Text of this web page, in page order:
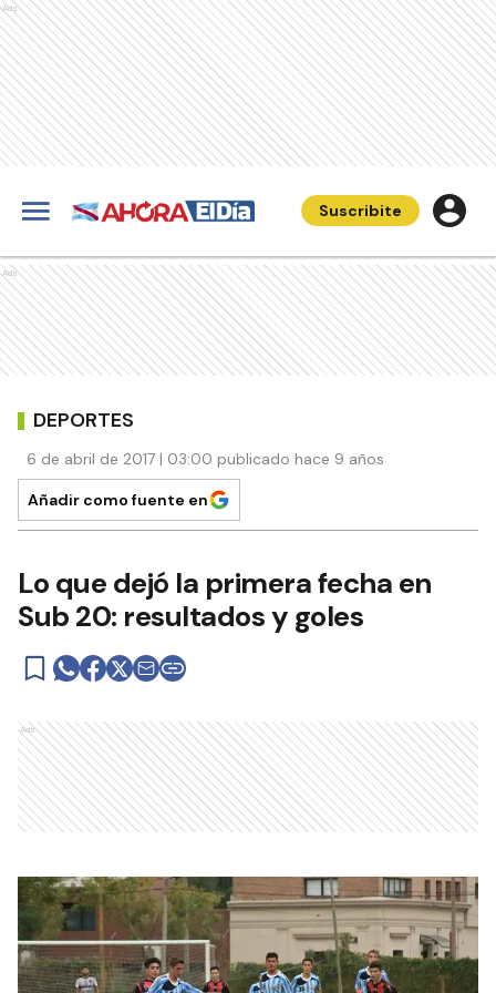
Ads
Suscribite
Ads
DEPORTES
6 de abril de 2017 | 03:00 publicado hace 9 años
Añadir como fuente en
Lo que dejó la primera fecha en
Sub 20: resultados y goles
Ads